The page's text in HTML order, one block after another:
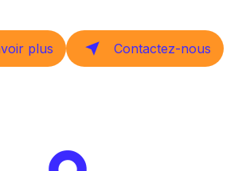
plus Contactez-nous